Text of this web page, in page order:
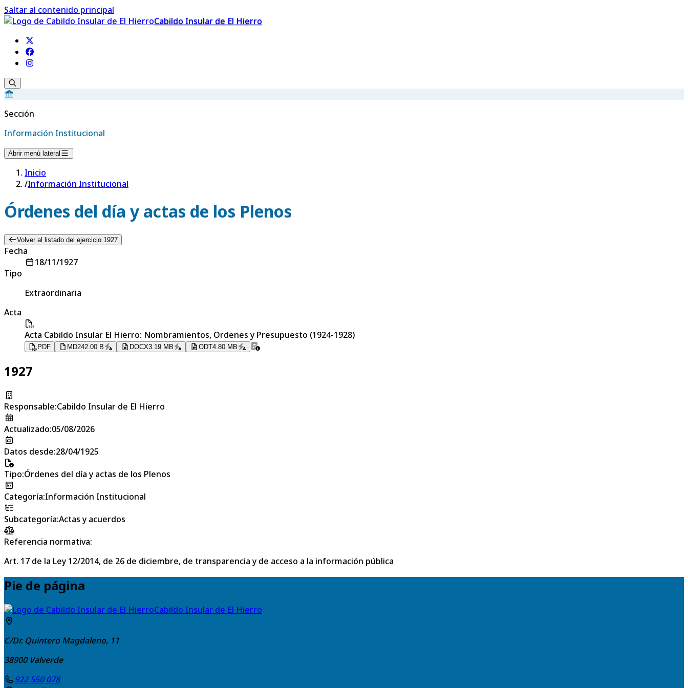
Saltar al contenido principal
Cabildo Insular de El Hierro
Sección
Información Institucional
Abrir menú lateral
Inicio
/Información Institucional
Órdenes del día y actas de los Plenos
Volver al listado del ejercicio 1927
Fecha
18/11/1927
Tipo
Extraordinaria
Acta
Acta Cabildo Insular El Hierro: Nombramientos, Ordenes y Presupuesto (1924-1928)
PDF MD242.00 B DOCX3.19 MB ODT4.80 MB
1927
Responsable:Cabildo Insular de El Hierro
Actualizado:05/08/2026
Datos desde:28/04/1925
Tipo:Órdenes del día y actas de los Plenos
Categoría:Información Institucional
Subcategoría:Actas y acuerdos
Referencia normativa:
Art. 17 de la Ley 12/2014, de 26 de diciembre, de transparencia y de acceso a la información pública
Pie de página
Cabildo Insular de El Hierro
C/Dr. Quintero Magdaleno, 11
38900 Valverde
922 550 078